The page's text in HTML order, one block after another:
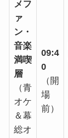
メフ
ァ
ン・
音楽
満喫
層
（青
オケ
＆幕
総オ
09:4
0
（開
場
前）